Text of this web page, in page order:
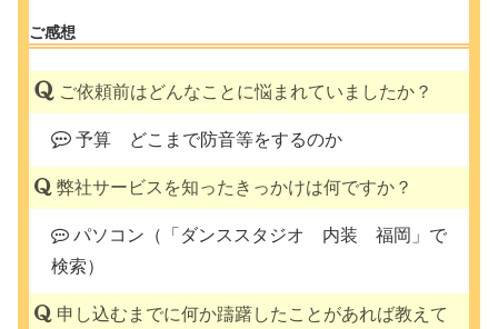
ご感想
ご依頼前はどんなことに悩まれていましたか？
予算 どこまで防音等をするのか
弊社サービスを知ったきっかけは何ですか？
パソコン（「ダンススタジオ 内装 福岡」で
検索）
申し込むまでに何か躊躇したことがあれば教えて